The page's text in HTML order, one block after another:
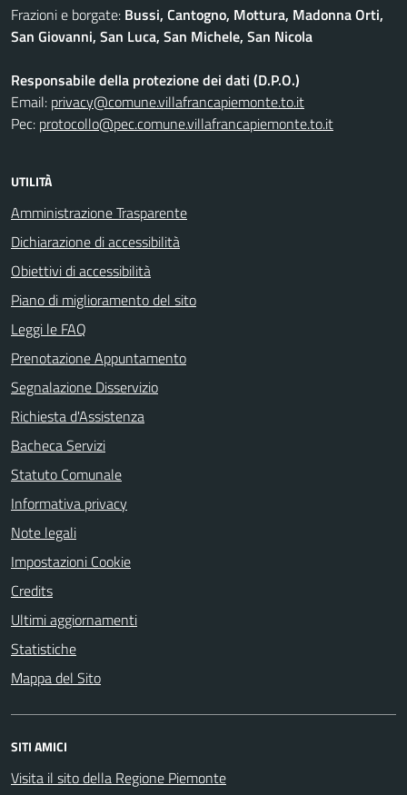
Frazioni e borgate: Bussi, Cantogno, Mottura, Madonna Orti,
San Giovanni, San Luca, San Michele, San Nicola
Responsabile della protezione dei dati (D.P.O.)
Email: privacy@comune.villafrancapiemonte.to.it
Pec: protocollo@pec.comune.villafrancapiemonte.to.it
UTILITÀ
Amministrazione Trasparente
Dichiarazione di accessibilità
Obiettivi di accessibilità
Piano di miglioramento del sito
Leggi le FAQ
Prenotazione Appuntamento
Segnalazione Disservizio
Richiesta d'Assistenza
Bacheca Servizi
Statuto Comunale
Informativa privacy
Note legali
Impostazioni Cookie
Credits
Ultimi aggiornamenti
Statistiche
Mappa del Sito
SITI AMICI
Visita il sito della Regione Piemonte